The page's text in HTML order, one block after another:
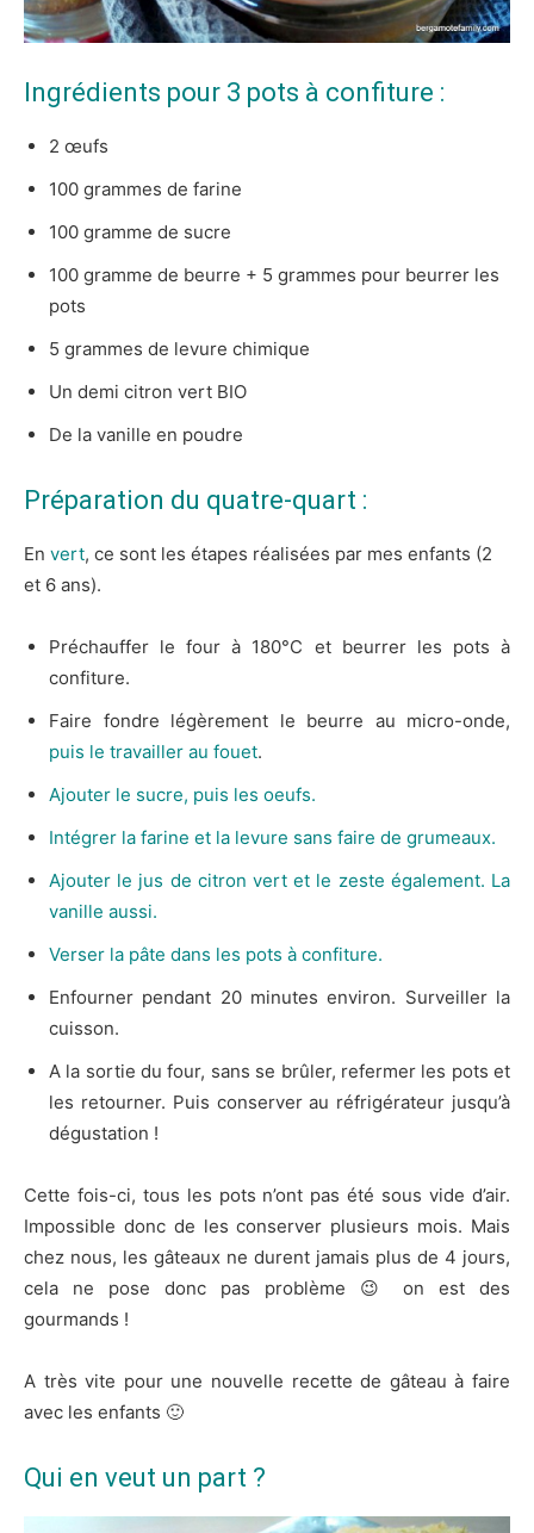
Ingrédients pour 3 pots à confiture :
2 œufs
100 grammes de farine
100 gramme de sucre
100 gramme de beurre + 5 grammes pour beurrer les
pots
5 grammes de levure chimique
Un demi citron vert BIO
De la vanille en poudre
Préparation du quatre-quart :
En vert, ce sont les étapes réalisées par mes enfants (2
et 6 ans).
Préchauffer le four à 180°C et beurrer les pots à
confiture.
Faire fondre légèrement le beurre au micro-onde,
puis le travailler au fouet.
Ajouter le sucre, puis les oeufs.
Intégrer la farine et la levure sans faire de grumeaux.
Ajouter le jus de citron vert et le zeste également. La
vanille aussi.
Verser la pâte dans les pots à confiture.
Enfourner pendant 20 minutes environ. Surveiller la
cuisson.
A la sortie du four, sans se brûler, refermer les pots et
les retourner. Puis conserver au réfrigérateur jusqu’à
dégustation !
Cette fois-ci, tous les pots n’ont pas été sous vide d’air.
Impossible donc de les conserver plusieurs mois. Mais
chez nous, les gâteaux ne durent jamais plus de 4 jours,
cela ne pose donc pas problème 😉 on est des
gourmands !
A très vite pour une nouvelle recette de gâteau à faire
avec les enfants 🙂
Qui en veut un part ?